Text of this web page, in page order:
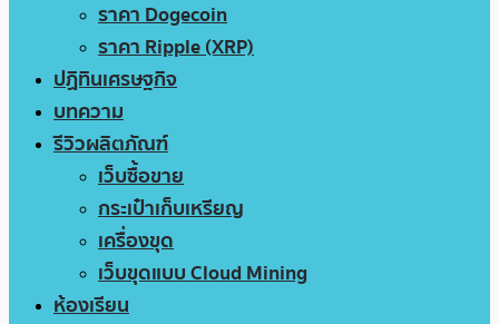
ราคา Dogecoin
ราคา Ripple (XRP)
ปฏิทินเศรษฐกิจ
บทความ
รีวิวผลิตภัณฑ์
เว็บซื้อขาย
กระเป๋าเก็บเหรียญ
เครื่องขุด
เว็บขุดแบบ Cloud Mining
ห้องเรียน